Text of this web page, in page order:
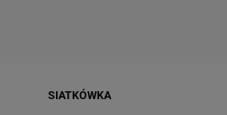
SIATKÓWKA